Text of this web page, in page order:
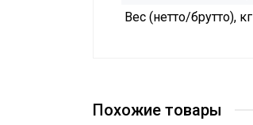
Вес (нетто/брутто), кг
Похожие товары